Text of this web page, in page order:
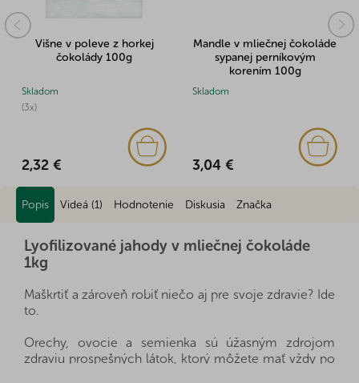
Višne v poleve z horkej
čokolády 100g
(3x)
Skladom
2,32 €
Mandle v mliečnej čokoláde
sypanej perníkovým
korením 100g
Skladom
3,04 €
Popis Videá (1) Hodnotenie Diskusia Značka
Lyofilizované jahody v mliečnej čokoláde
1kg
Maškrtiť a zároveň robiť niečo aj pre svoje zdravie? Ide
to.
Orechy, ovocie a semienka sú úžasným zdrojom
zdraviu prospešných látok, ktorý môžete mať vždy po